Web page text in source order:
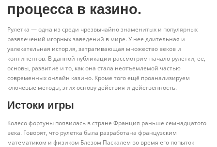
процесса в казино.
Рулетка — одна из среди чрезвычайно знаменитых и популярных
развлечений игорных заведений в мире. У нее длительная и
увлекательная история, затрагивающая множество веков и
континентов. В данной публикации рассмотрим начало рулетки, ее,
основы, развитие и то, как она стала неотъемлемой частью
современных онлайн казино. Кроме того ещё проанализируем
ключевые методы, этих основу действия и действенность.
Истоки игры
Колесо фортуны появилась в стране Франция раньше семнадцатого
века. Говорят, что рулетка была разработана французским
математиком и физиком Блезом Паскалем во время его попыток